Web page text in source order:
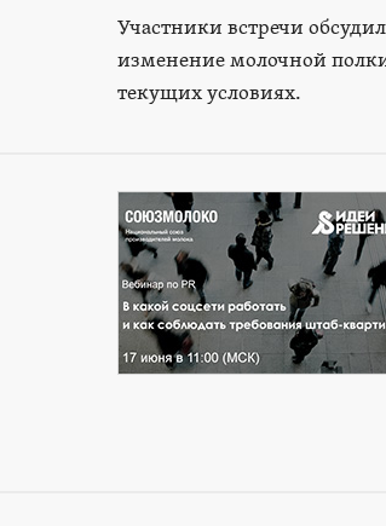
Участники встречи
изменение молочной
текущих условиях.